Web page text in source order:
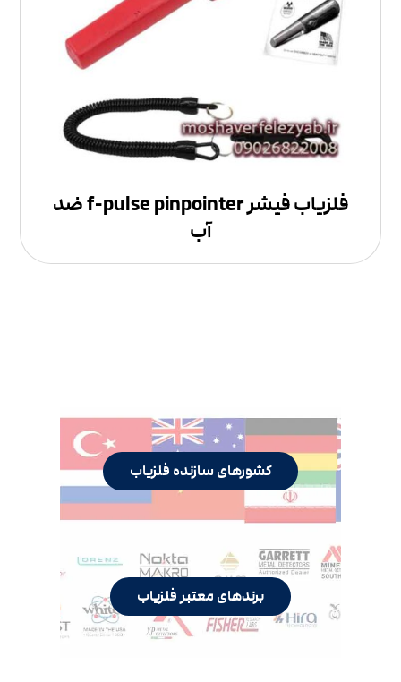
فلزیاب فیشر f-pulse pinpointer ضد
آب
کشورهای سازنده فلزیاب
برندهای معتبر فلزیاب